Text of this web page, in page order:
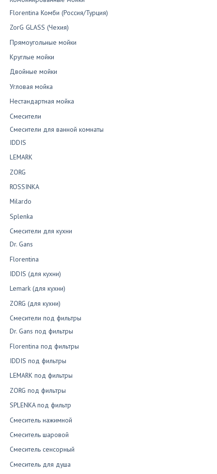
Florentina Комби (Россия/Турция)
ZorG GLASS (Чехия)
Прямоугольные мойки
Круглые мойки
Двойные мойки
Угловая мойка
Нестандартная мойка
Смесители
Смесители для ванной комнаты
IDDIS
LEMARK
ZORG
ROSSINKA
Milardo
Splenka
Смесители для кухни
Dr. Gans
Florentina
IDDIS (для кухни)
Lemark (для кухни)
ZORG (для кухни)
Смесители под фильтры
Dr. Gans под фильтры
Florentina под фильтры
IDDIS под фильтры
LEMARK под фильтры
ZORG под фильтры
SPLENKA под фильтр
Смеситель нажимной
Смеситель шаровой
Смеситель сенсорный
Смеситель для душа